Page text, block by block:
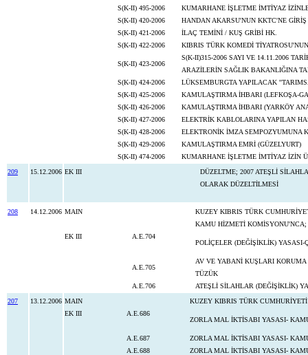
S(K-II) 495-2006
KUMARHANE İŞLETME İMTİYAZ
S(K-II) 420-2006
HANDAN AKARSU'NUN KKTC'NE
S(K-II) 421-2006
İLAÇ TEMİNİ / KUŞ GRİBİ HK.
S(K-II) 422-2006
KIBRIS TÜRK KOMEDİ
S(K-II) 423-2006
S(K-II)315-2006 SAYI VE 14.11.2006
ARAZİLERİN SAĞLIK BAKANLIĞINA
S(K-II) 424-2006
LÜKSEMBURGTA YAPILACAK
S(K-II) 425-2006
KAMULAŞTIRMA İHBARI (LEFKOŞA-
S(K-II) 426-2006
KAMULAŞTIRMA İHBARI (YARKÖY
S(K-II) 427-2006
ELEKTRİK KABLOLARINA YAPILAN
S(K-II) 428-2006
ELEKTRONİK İMZA SEMPOZYUMUNA
S(K-II) 429-2006
KAMULAŞTIRMA EMRİ (GÜZELYURT)
S(K-II) 474-2006
KUMARHANE İŞLETME İMTİYAZ İZİN
209
15.12.2006 EK III
DÜZELTME; 2007 ATEŞLİ
OLARAK DÜZELTİLMESİ
208 14.12.2006 MAIN
KUZEY KIBRIS TÜRK
KAMU HİZMETİ
EK III
A.E.704
POLİÇELER (DEĞİŞİKLİK)
A.E.705
AV VE YABANİ KUŞLARI
TÜZÜK
A.E.706
ATEŞLİ SİLAHLAR (DEĞİŞİKLİK)
207
13.12.2006 MAIN
KUZEY KIBRIS TÜRK
EK III
A.E.686
ZORLA MAL İKTİSABI YASASI-
A.E.687
ZORLA MAL İKTİSABI YASASI-
A.E.688
ZORLA MAL İKTİSABI YASASI-